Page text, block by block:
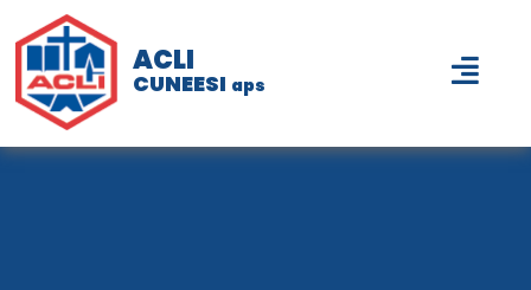
ACLI
CUNEESI aps